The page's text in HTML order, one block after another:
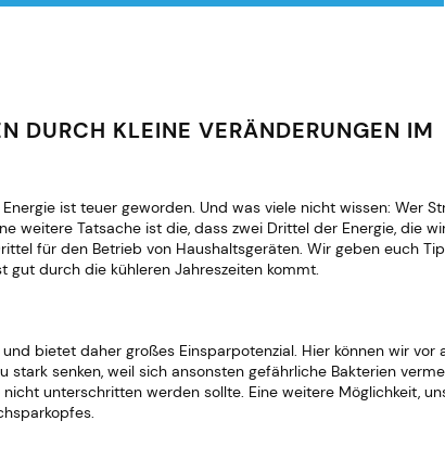
DURCH KLEINE VERÄNDERUNGEN IM
ist teuer geworden. Und was viele nicht wissen: Wer
weitere Tatsache ist die, dass zwei Drittel der Energie, die
für den Betrieb von Haushaltsgeräten. Wir geben euch
gut durch die kühleren Jahreszeiten kommt.
bietet daher großes Einsparpotenzial. Hier können wir
senken, weil sich ansonsten gefährliche Bakterien
unterschritten werden sollte. Eine weitere Möglichkeit,